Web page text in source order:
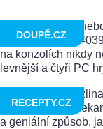
DOUPĚ.CZ
RECEPTY.CZ